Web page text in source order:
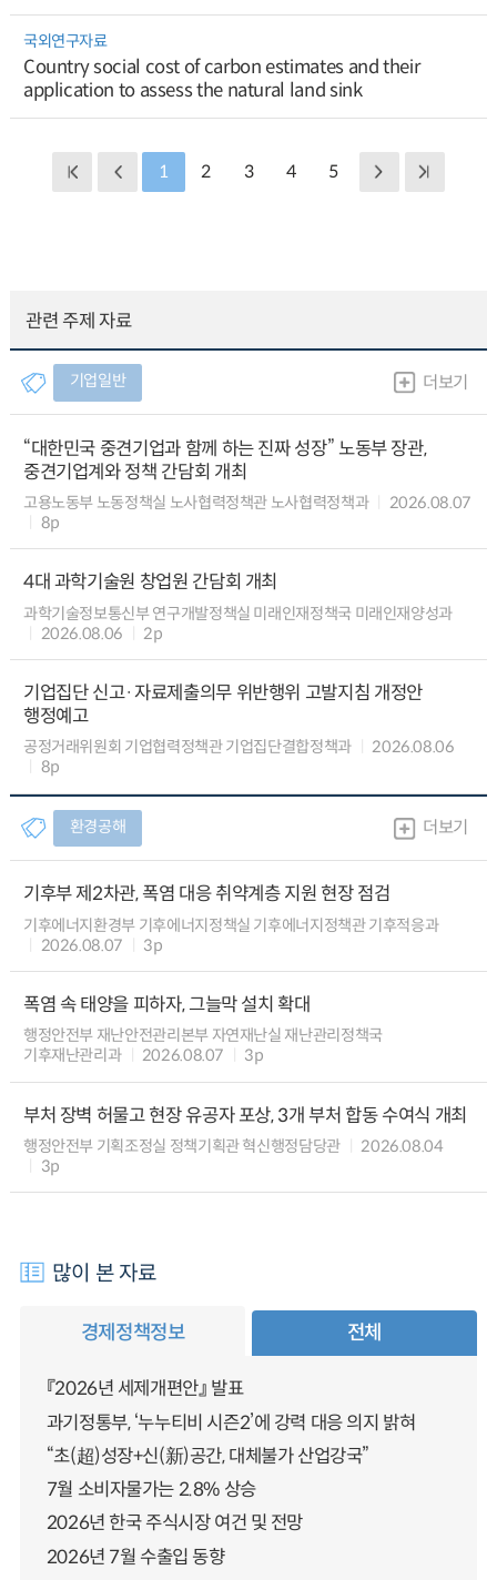
국외연구자료
Country social cost of carbon estimates and their
application to assess the natural land sink
1 2 3 4 5
관련 주제 자료
기업일반 더보기
“대한민국 중견기업과 함께 하는 진짜 성장” 노동부 장관,
중견기업계와 정책 간담회 개최
고용노동부 노동정책실 노사협력정책관 노사협력정책과
2026.08.07
8p
4대 과학기술원 창업원 간담회 개최
과학기술정보통신부 연구개발정책실 미래인재정책국 미래인재양성과
2026.08.06
2p
기업집단 신고·자료제출의무 위반행위 고발지침 개정안
행정예고
공정거래위원회 기업협력정책관 기업집단결합정책과
2026.08.06
8p
환경공해 더보기
기후부 제2차관, 폭염 대응 취약계층 지원 현장 점검
기후에너지환경부 기후에너지정책실 기후에너지정책관 기후적응과
2026.08.07
3p
폭염 속 태양을 피하자, 그늘막 설치 확대
행정안전부 재난안전관리본부 자연재난실 재난관리정책국
기후재난관리과
2026.08.07 3p
부처 장벽 허물고 현장 유공자 포상, 3개 부처 합동 수여식 개최
행정안전부 기획조정실 정책기획관 혁신행정담당관
2026.08.04
3p
많이 본 자료
경제정책정보 전체
『2026년 세제개편안』 발표
과기정통부, ‘누누티비 시즌2’에 강력 대응 의지 밝혀
“초(超)성장+신(新)공간, 대체불가 산업강국”
7월 소비자물가는 2.8% 상승
2026년 한국 주식시장 여건 및 전망
2026년 7월 수출입 동향